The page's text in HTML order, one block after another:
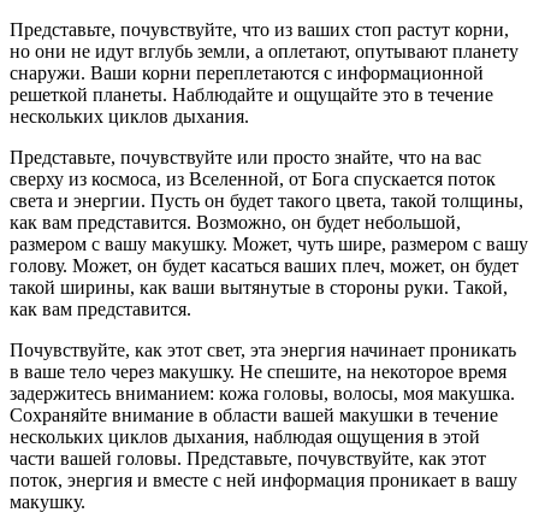
Представьте, почувствуйте, что из ваших стоп растут корни,
но они не идут вглубь земли, а оплетают, опутывают планету
снаружи. Ваши корни переплетаются с информационной
решеткой планеты. Наблюдайте и ощущайте это в течение
нескольких циклов дыхания.
Представьте, почувствуйте или просто знайте, что на вас
сверху из космоса, из Вселенной, от Бога спускается поток
света и энергии. Пусть он будет такого цвета, такой толщины,
как вам представится. Возможно, он будет небольшой,
размером с вашу макушку. Может, чуть шире, размером с вашу
голову. Может, он будет касаться ваших плеч, может, он будет
такой ширины, как ваши вытянутые в стороны руки. Такой,
как вам представится.
Почувствуйте, как этот свет, эта энергия начинает проникать
в ваше тело через макушку. Не спешите, на некоторое время
задержитесь вниманием: кожа головы, волосы, моя макушка.
Сохраняйте внимание в области вашей макушки в течение
нескольких циклов дыхания, наблюдая ощущения в этой
части вашей головы. Представьте, почувствуйте, как этот
поток, энергия и вместе с ней информация проникает в вашу
макушку.